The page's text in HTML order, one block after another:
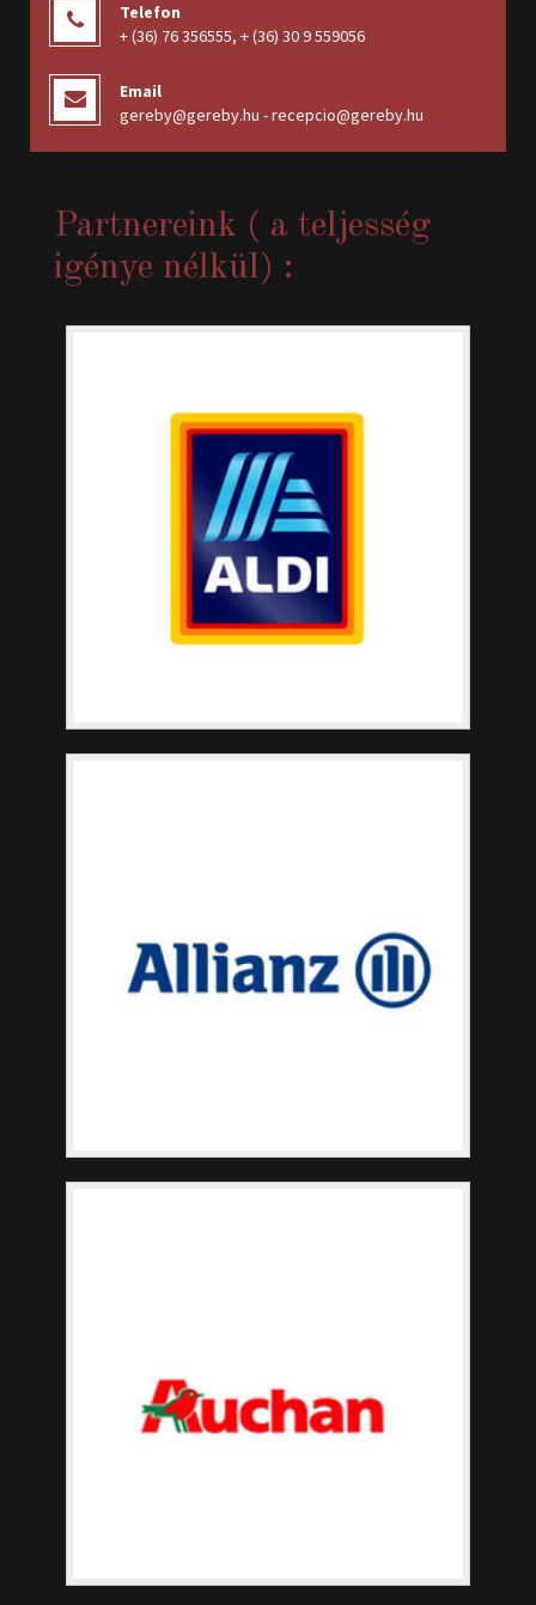
Telefon
+ (36) 76 356555, + (36) 30 9 559056
Email
gereby@gereby.hu - recepcio@gereby.hu
Partnereink ( a teljesség
igénye nélkül) :